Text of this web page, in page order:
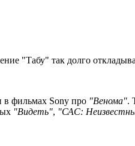
"Табу" так долго
в фильмах Sony про "Венома".
"Видеть", "САС: